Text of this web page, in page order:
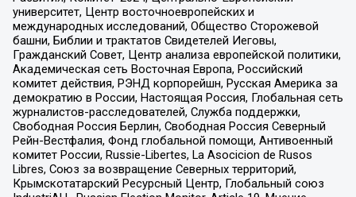
университет, Центр восточноевропейских и
международных исследований, Общество Сторожевой
башни, Библии и трактатов Свидетелей Иеговы,
Гражданский Совет, Центр анализа европейской политики,
Академическая сеть Восточная Европа, Российский
комитет действия, РЭНД корпорейшн, Русская Америка за
демократию в России, Настоящая Россия, Глобальная сеть
журналистов-расследователей, Служба поддержки,
Свободная Россия Берлин, Свободная Россия Северный
Рейн-Вестфалия, Фонд глобальной помощи, Антивоенный
комитет России, Russie-Libertes, La Asocicion de Rusos
Libres, Союз за возвращение Северных территорий,
Крымскотатарский Ресурсный Центр, Глобальный союз